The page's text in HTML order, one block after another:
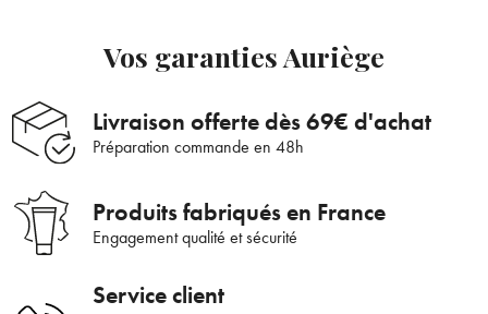
Supprimer le produit ?
Vos garanties Auriège
Livraison offerte dès 69€ d'achat
Préparation commande en 48h
Produits fabriqués en France
Engagement qualité et sécurité
Service client
Bienvenue !
nouveautés ou promotions en cours et